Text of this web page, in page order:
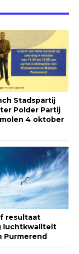
Stadspartij
Polder Partij
4 oktober
resultaat
luchtkwaliteit
Purmerend